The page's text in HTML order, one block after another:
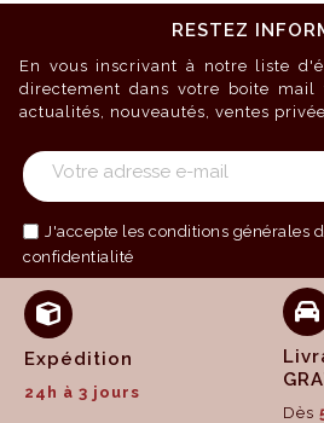
RESTEZ
En vous inscrivant à notre liste
directement dans votre boite mail
actualités, nouveautés, ventes
J'accepte les conditions générales
confidentialité
Expédition
24h à 3 jours
Dès